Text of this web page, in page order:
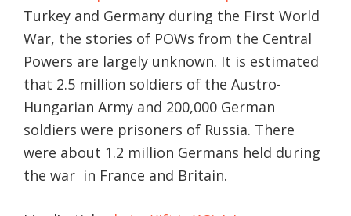
Turkey and Germany during the First World
War, the stories of POWs from the Central
Powers are largely unknown. It is estimated
that 2.5 million soldiers of the Austro-
Hungarian Army and 200,000 German
soldiers were prisoners of Russia. There
were about 1.2 million Germans held during
the war in France and Britain.